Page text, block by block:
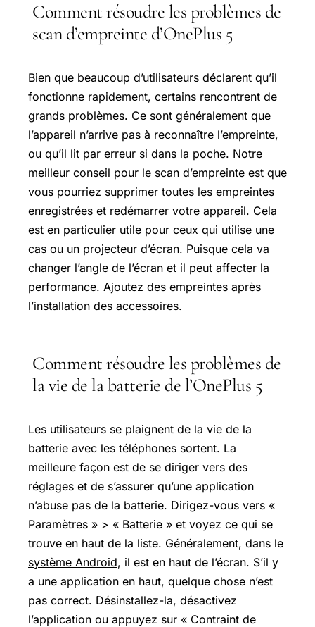
Comment résoudre les problèmes de
scan d’empreinte d’OnePlus 5
Bien que beaucoup d’utilisateurs déclarent qu’il
fonctionne rapidement, certains rencontrent de
grands problèmes. Ce sont généralement que
l’appareil n’arrive pas à reconnaître l’empreinte,
ou qu’il lit par erreur si dans la poche. Notre
meilleur conseil pour le scan d’empreinte est que
vous pourriez supprimer toutes les empreintes
enregistrées et redémarrer votre appareil. Cela
est en particulier utile pour ceux qui utilise une
cas ou un projecteur d’écran. Puisque cela va
changer l’angle de l’écran et il peut affecter la
performance. Ajoutez des empreintes après
l’installation des accessoires.
Comment résoudre les problèmes de
la vie de la batterie de l’OnePlus 5
Les utilisateurs se plaignent de la vie de la
batterie avec les téléphones sortent. La
meilleure façon est de se diriger vers des
réglages et de s’assurer qu’une application
n’abuse pas de la batterie. Dirigez-vous vers «
Paramètres » > « Batterie » et voyez ce qui se
trouve en haut de la liste. Généralement, dans le
système Android, il est en haut de l’écran. S’il y
a une application en haut, quelque chose n’est
pas correct. Désinstallez-la, désactivez
l’application ou appuyez sur « Contraint de